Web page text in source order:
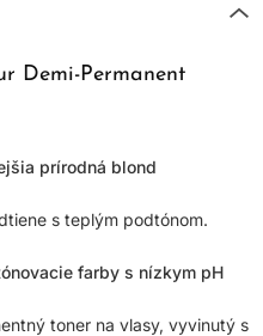
Demi-Permanent
prírodná blond
s teplým podtónom.
farby s nízkym pH
toner na vlasy, vyvinutý s